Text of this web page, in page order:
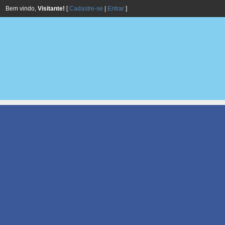
Bem vindo, Visitante! [Cadastre-se Entrar ]